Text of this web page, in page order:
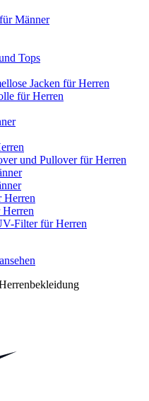
Männer
Tops
Jacken für Herren
für Herren
und Pullover für Herren
Herren
Filter für Herren